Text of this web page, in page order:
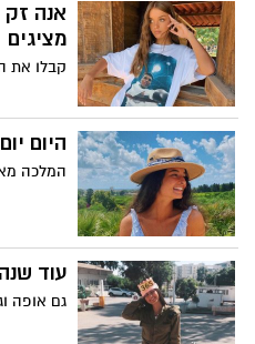
אנה זק
מציגים
קבלו את
היום
המלכה
עוד
גם אופה